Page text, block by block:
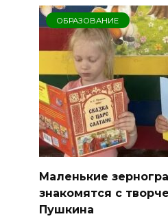
ОБРАЗОВАНИЕ
Маленькие
знакомятся с
Пушкина